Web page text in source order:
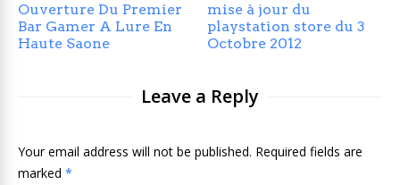
Ouverture Du Premier
Bar Gamer A Lure En
Haute Saone
mise à jour du
playstation store du 3
Octobre 2012
Leave a Reply
Your email address will not be published. Required fields are
marked *